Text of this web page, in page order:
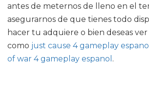
antes de meternos de lleno en el
asegurarnos de que tienes todo
hacer tu adquiere o bien deseas
como just cause 4 gameplay espanol
of war 4 gameplay espanol .